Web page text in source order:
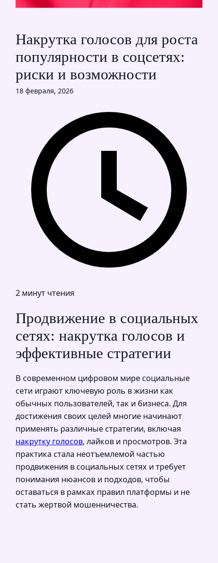
Накрутка голосов для роста
популярности в соцсетях:
риски и возможности
18 февраля, 2026
2 минут чтения
Продвижение в социальных
сетях: накрутка голосов и
эффективные стратегии
В современном цифровом мире социальные
сети играют ключевую роль в жизни как
обычных пользователей, так и бизнеса. Для
достижения своих целей многие начинают
применять различные стратегии, включая
накрутку голосов, лайков и просмотров. Эта
практика стала неотъемлемой частью
продвижения в социальных сетях и требует
понимания нюансов и подходов, чтобы
оставаться в рамках правил платформы и не
стать жертвой мошенничества.